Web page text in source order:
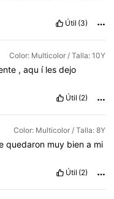
Útil (3)
Color: Multicolor / Talla: 10Y
, aqu í les dejo
Útil (2)
Color: Multicolor / Talla: 8Y
quedaron muy bien a mi
Útil (2)